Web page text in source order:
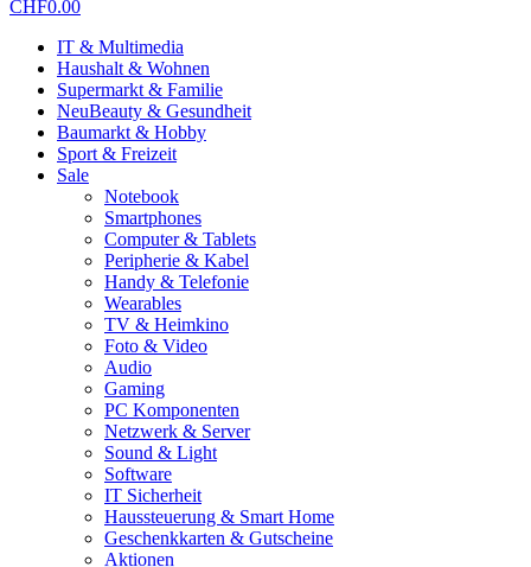
CHF0.00
IT & Multimedia
Haushalt & Wohnen
Supermarkt & Familie
NeuBeauty & Gesundheit
Baumarkt & Hobby
Sport & Freizeit
Sale
Notebook
Smartphones
Computer & Tablets
Peripherie & Kabel
Handy & Telefonie
Wearables
TV & Heimkino
Foto & Video
Audio
Gaming
PC Komponenten
Netzwerk & Server
Sound & Light
Software
IT Sicherheit
Haussteuerung & Smart Home
Geschenkkarten & Gutscheine
Aktionen